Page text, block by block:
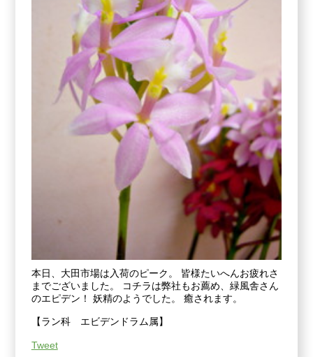
本日、大田市場は入荷のピーク。 皆様たいへんお疲れさ
までございました。 コチラは弊社もお薦め、緑風舎さん
のエピデン！ 妖精のようでした。 癒されます。
【ラン科 エビデンドラム属】
Tweet